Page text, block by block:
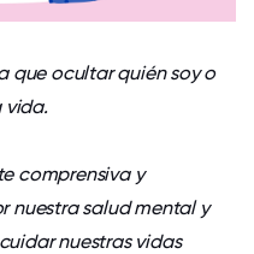
que ocultar quién soy o
vida.
comprensiva y
nuestra salud mental y
nuestras vidas